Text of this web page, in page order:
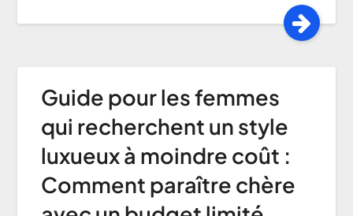
Guide pour les femmes
qui recherchent un style
luxueux à moindre coût :
Comment paraître chère